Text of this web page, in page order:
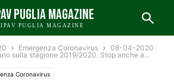
PUGLIA MAGAZINE
PUGLIA MAGAZINE
Emergenza Coronavirus
08-04-2020:
sulla stagione 2019/2020. Stop anche a...
Coronavirus